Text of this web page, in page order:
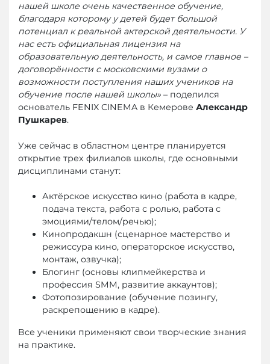
нашей школе очень качественное обучение,
благодаря которому у детей будет большой
потенциал к реальной актерской деятельности. У
нас есть официальная лицензия на
образовательную деятельность, и самое главное –
договорённости с московскими вузами о
возможности поступления наших учеников на
обучение после нашей школы» – поделился
основатель FENIX CINEMA в Кемерове Александр
Пушкарев.
Уже сейчас в областном центре планируется
открытие трех филиалов школы, где основными
дисциплинами станут:
Актёрское искусство кино (работа в кадре,
подача текста, работа с ролью, работа с
эмоциями/телом/речью);
Кинопродакшн (сценарное мастерство и
режиссура кино, операторское искусство,
монтаж, озвучка);
Блогинг (основы клипмейкерства и
профессия SMM, развитие аккаунтов);
Фотопозирование (обучение позингу,
раскрепощению в кадре).
Все ученики применяют свои творческие знания
на практике.